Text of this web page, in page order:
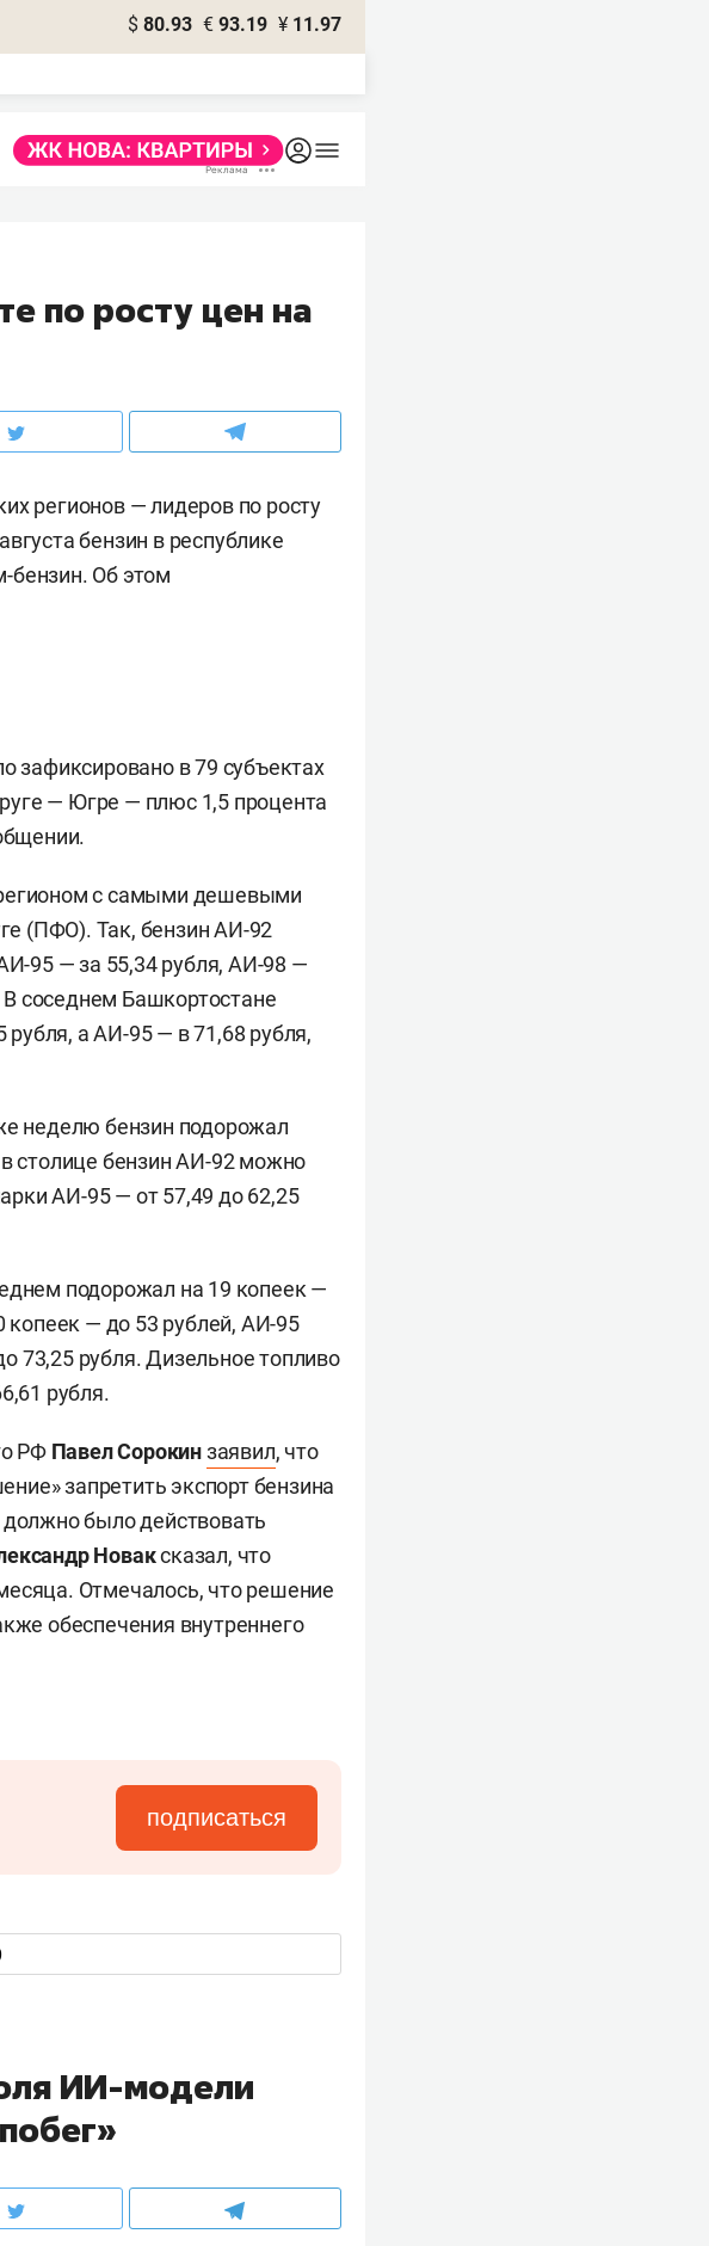
$ 80.93 € 93.19 ¥ 11.97
по росту цен на
регионов — лидеров по росту
бензин в республике
бензин. Об этом
зафиксировано в 79 субъектах
— Югре — плюс 1,5 процента
регионом с самыми дешевыми
(ПФО). Так, бензин АИ-92
95 — за 55,34 рубля, АИ-98 —
В соседнем Башкортостане
а АИ-95 — в 71,68 рубля,
неделю бензин подорожал
столице бензин АИ-92 можно
АИ-95 — от 57,49 до 62,25
подорожал на 19 копеек —
копеек — до 53 рублей, АИ-95
73,25 рубля. Дизельное топливо
рубля.
РФ Павел Сорокинзаявил, что
запретить экспорт бензина
должно было действовать
Новаксказал, что
Отмечалось, что решение
обеспечения внутреннего
подписаться
ИИ-модели